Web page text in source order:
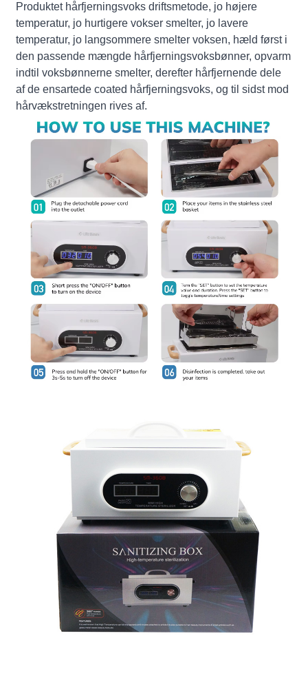
Produktet hårfjerningsvoks driftsmetode, jo højere
temperatur, jo hurtigere vokser smelter, jo lavere
temperatur, jo langsommere smelter voksen, hæld først i
den passende mængde hårfjerningsvoksbønner, opvarm
indtil voksbønnerne smelter, derefter hårfjernende dele
af de ensartede coated hårfjerningsvoks, og til sidst mod
hårvækstretningen rives af.